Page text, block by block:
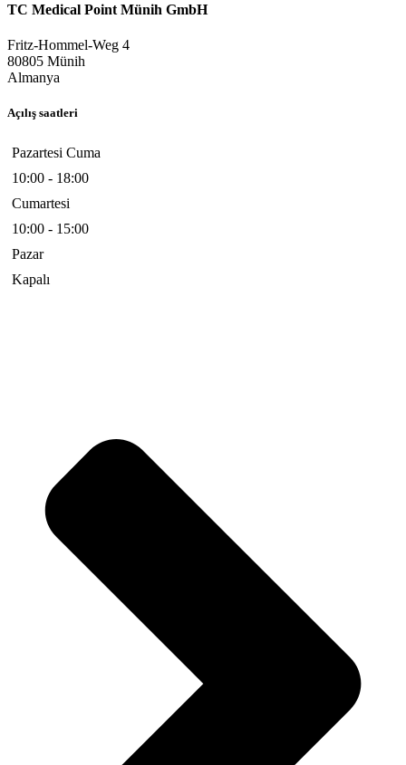
TC Medical Point Münih GmbH
Fritz-Hommel-Weg 4
80805 Münih
Almanya
Açılış saatleri
Pazartesi Cuma
10:00 - 18:00
Cumartesi
10:00 - 15:00
Pazar
Kapalı